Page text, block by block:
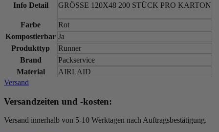
Info Detail GRÖSSE 120X48 200 STÜCK PRO KARTON
Farbe
Rot
Kompostierbar Ja
Produkttyp
Runner
Brand
Packservice
Material
AIRLAID
Versand
Versandzeiten und -kosten:
Versand innerhalb von 5-10 Werktagen nach Auftragsbestätigung.